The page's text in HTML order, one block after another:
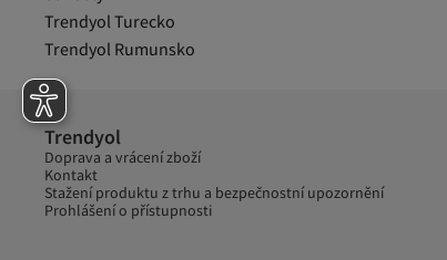
Trendyol Turecko
Trendyol Rumunsko
Trendyol
Doprava a vrácení zboží
Kontakt
Stažení produktu z trhu a bezpečnostní upozornění
Prohlášení o přístupnosti